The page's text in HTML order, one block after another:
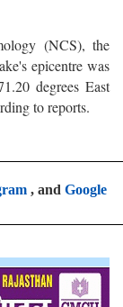
(NCS), the
epicentre was
degrees East
to reports.
, and Google